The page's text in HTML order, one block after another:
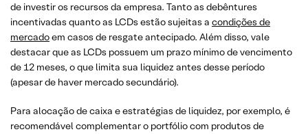
de investir os recursos da empresa. Tanto as debêntures
incentivadas quanto as LCDs estão sujeitas a condições de
mercadoem casos de resgate antecipado. Além disso, vale
destacar que as LCDs possuem um prazo mínimo de vencimento
de 12 meses, o que limita sua liquidez antes desse período
(apesar de haver mercado secundário).
Para alocação de caixa e estratégias de liquidez, por exemplo, é
recomendável complementar o portfólio com produtos de